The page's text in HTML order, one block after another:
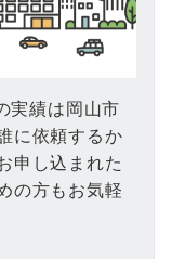
実績は岡山市
に依頼するか
申し込まれた
の方もお気軽